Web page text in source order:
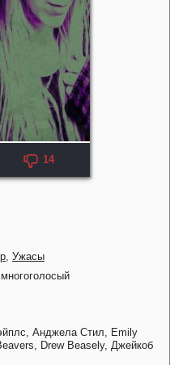
14
Ужасы
Анджела Стил,
Emily
Drew Beasely, Джейкоб